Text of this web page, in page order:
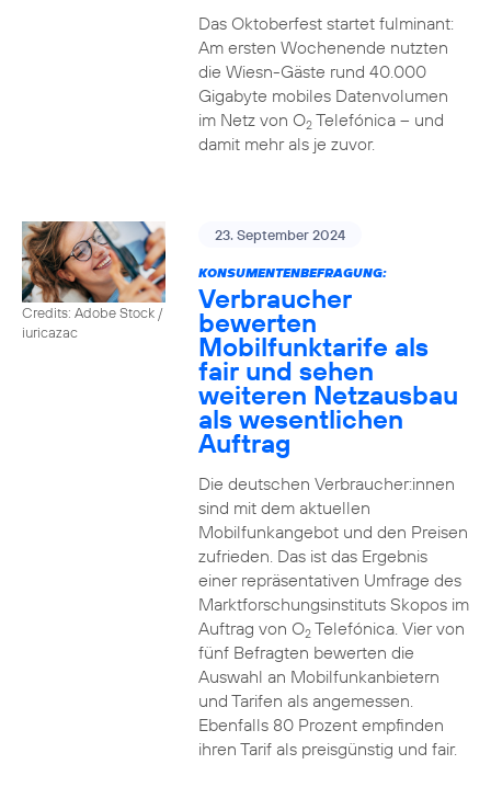
Das Oktoberfest startet fulminant:
Am ersten Wochenende nutzten
die Wiesn-Gäste rund 40.000
Gigabyte mobiles Datenvolumen
im Netz von O2Telefónica – und
damit mehr als je zuvor.
Credits: Adobe Stock /
iuricazac
23. September 2024
KONSUMENTENBEFRAGUNG:
Verbraucher
bewerten
Mobilfunktarife als
fair und sehen
weiteren Netzausbau
als wesentlichen
Auftrag
Die deutschen Verbraucher:innen
sind mit dem aktuellen
Mobilfunkangebot und den Preisen
zufrieden. Das ist das Ergebnis
einer repräsentativen Umfrage des
Marktforschungsinstituts Skopos im
Auftrag von O2Telefónica. Vier von
fünf Befragten bewerten die
Auswahl an Mobilfunkanbietern
und Tarifen als angemessen.
Ebenfalls 80 Prozent empfinden
ihren Tarif als preisgünstig und fair.